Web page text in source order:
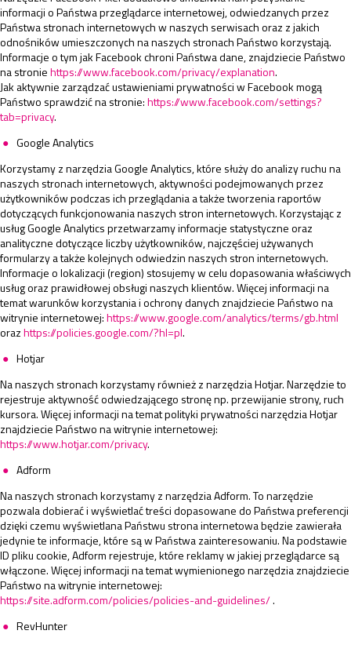
informacji o Państwa przeglądarce internetowej, odwiedzanych przez
Państwa stronach internetowych w naszych serwisach oraz z jakich
odnośników umieszczonych na naszych stronach Państwo korzystają.
Informacje o tym jak Facebook chroni Państwa dane, znajdziecie Państwo
na stroniehttps://www.facebook.com/privacy/explanation.
Jak aktywnie zarządzać ustawieniami prywatności w Facebook mogą
Państwo sprawdzić na stronie:https://www.facebook.com/settings?
tab=privacy.
Google Analytics
Korzystamy z narzędzia Google Analytics, które służy do analizy ruchu na
naszych stronach internetowych, aktywności podejmowanych przez
użytkowników podczas ich przeglądania a także tworzenia raportów
dotyczących funkcjonowania naszych stron internetowych. Korzystając z
usług Google Analytics przetwarzamy informacje statystyczne oraz
analityczne dotyczące liczby użytkowników, najczęściej używanych
formularzy a także kolejnych odwiedzin naszych stron internetowych.
Informacje o lokalizacji (region) stosujemy w celu dopasowania właściwych
usług oraz prawidłowej obsługi naszych klientów. Więcej informacji na
temat warunków korzystania i ochrony danych znajdziecie Państwo na
witrynie internetowej:https://www.google.com/analytics/terms/gb.html
orazhttps://policies.google.com/?hl=pl.
Hotjar
Na naszych stronach korzystamy również z narzędzia Hotjar. Narzędzie to
rejestruje aktywność odwiedzającego stronę np. przewijanie strony, ruch
kursora. Więcej informacji na temat polityki prywatności narzędzia Hotjar
znajdziecie Państwo na witrynie internetowej:
https://www.hotjar.com/privacy.
Adform
Na naszych stronach korzystamy z narzędzia Adform. To narzędzie
pozwala dobierać i wyświetlać treści dopasowane do Państwa preferencji
dzięki czemu wyświetlana Państwu strona internetowa będzie zawierała
jedynie te informacje, które są w Państwa zainteresowaniu. Na podstawie
ID pliku cookie, Adform rejestruje, które reklamy w jakiej przeglądarce są
włączone. Więcej informacji na temat wymienionego narzędzia znajdziecie
Państwo na witrynie internetowej:
https://site.adform.com/policies/policies-and-guidelines/.
RevHunter